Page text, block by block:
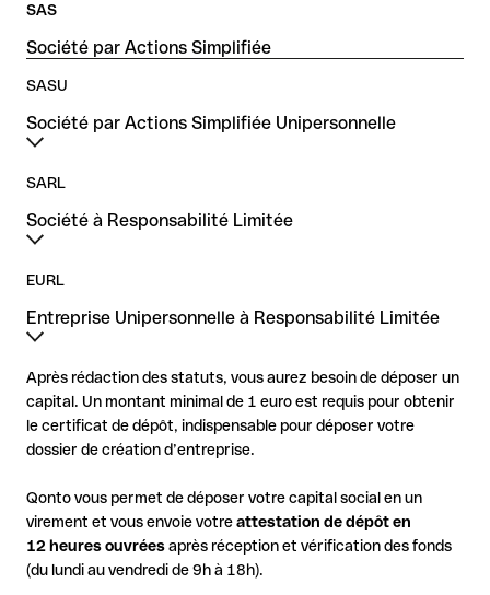
SAS
Société par Actions Simplifiée
SASU
Société par Actions Simplifiée Unipersonnelle
SARL
Société à Responsabilité Limitée
EURL
Entreprise Unipersonnelle à Responsabilité Limitée
Après rédaction des statuts, vous aurez besoin de déposer un
capital. Un montant minimal de 1 euro est requis pour obtenir
le certificat de dépôt, indispensable pour déposer votre
dossier de création d’entreprise.
Qonto vous permet de déposer votre capital social en un
virement et vous envoie votreattestation de dépôt en
12 heures ouvréesaprès réception et vérification des fonds
(du lundi au vendredi de 9h à 18h).